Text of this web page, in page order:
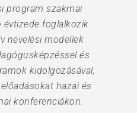
program szakmai
évtizede foglalkozik
nevelési modellek
és
kidolgozásával,
hazai és
konferenciákon.